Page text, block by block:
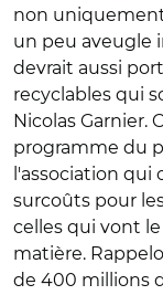
non
un peu aveugle
devrait aussi
recyclables qui
Nicolas Garnier.
programme du
l'association
surcoûts pour
celles qui vont
matière.
de 400 millions